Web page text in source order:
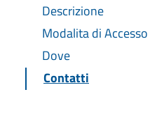
Descrizione
Modalita di Accesso
Dove
Contatti